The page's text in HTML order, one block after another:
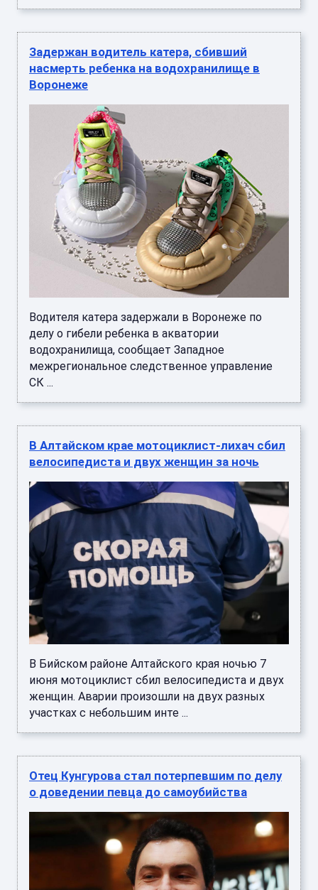
Задержан водитель катера, сбивший
насмерть ребенка на водохранилище в
Воронеже
Водителя катера задержали в Воронеже по
делу о гибели ребенка в акватории
водохранилища, сообщает Западное
межрегиональное следственное управление
СК ...
В Алтайском крае мотоциклист-лихач сбил
велосипедиста и двух женщин за ночь
В Бийском районе Алтайского края ночью 7
июня мотоциклист сбил велосипедиста и двух
женщин. Аварии произошли на двух разных
участках с небольшим инте ...
Отец Кунгурова стал потерпевшим по делу
о доведении певца до самоубийства